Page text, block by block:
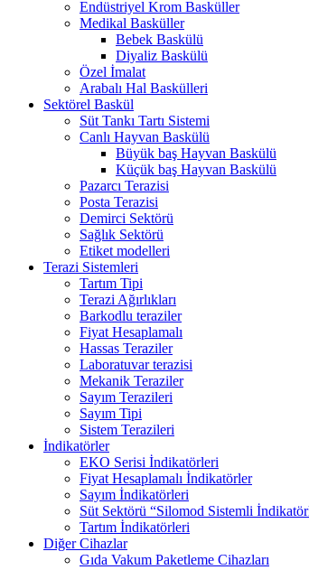
Endüstriyel Krom Basküller
Medikal Basküller
Bebek Baskülü
Diyaliz Baskülü
Özel İmalat
Arabalı Hal Baskülleri
Sektörel Baskül
Süt Tankı Tartı Sistemi
Canlı Hayvan Baskülü
Büyük baş Hayvan Baskülü
Küçük baş Hayvan Baskülü
Pazarcı Terazisi
Posta Terazisi
Demirci Sektörü
Sağlık Sektörü
Etiket modelleri
Terazi Sistemleri
Tartım Tipi
Terazi Ağırlıkları
Barkodlu teraziler
Fiyat Hesaplamalı
Hassas Teraziler
Laboratuvar terazisi
Mekanik Teraziler
Sayım Terazileri
Sayım Tipi
Sistem Terazileri
İndikatörler
EKO Serisi İndikatörleri
Fiyat Hesaplamalı İndikatörler
Sayım İndikatörleri
Süt Sektörü “Silomod Sistemli
Tartım İndikatörleri
Diğer Cihazlar
Gıda Vakum Paketleme Cihazları